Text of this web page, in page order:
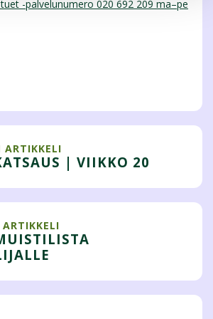
-palvelunumero 020 692 209 ma–pe
ARTIKKELI
| VIIKKO 20
ARTIKKELI